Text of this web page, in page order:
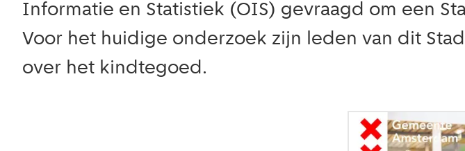
Informatie en Statistiek (OIS) gevraagd om een
Voor het huidige onderzoek zijn leden van dit
over het kindtegoed.